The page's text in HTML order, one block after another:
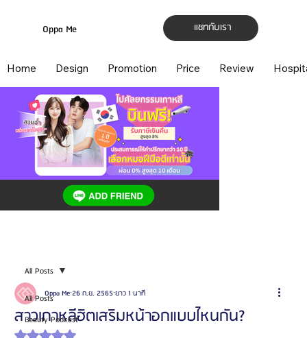
แชทกับเรา
Oppa Me
Home Design Promotion Price Review
All Posts
Beauty Podcast
All Posts
สาวเกาหลีฮิตเสริมหน้าอกแบบไหนกัน?
Oppa Me26 ก.ย. 2565 ยาว 1 นาที
ได้รับ NaN เต็ม 5 ดาว